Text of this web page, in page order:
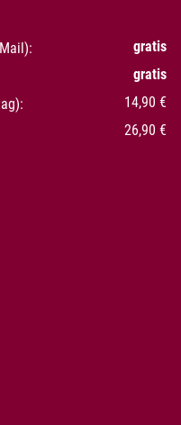
gratis
gratis
14,90 €
26,90 €